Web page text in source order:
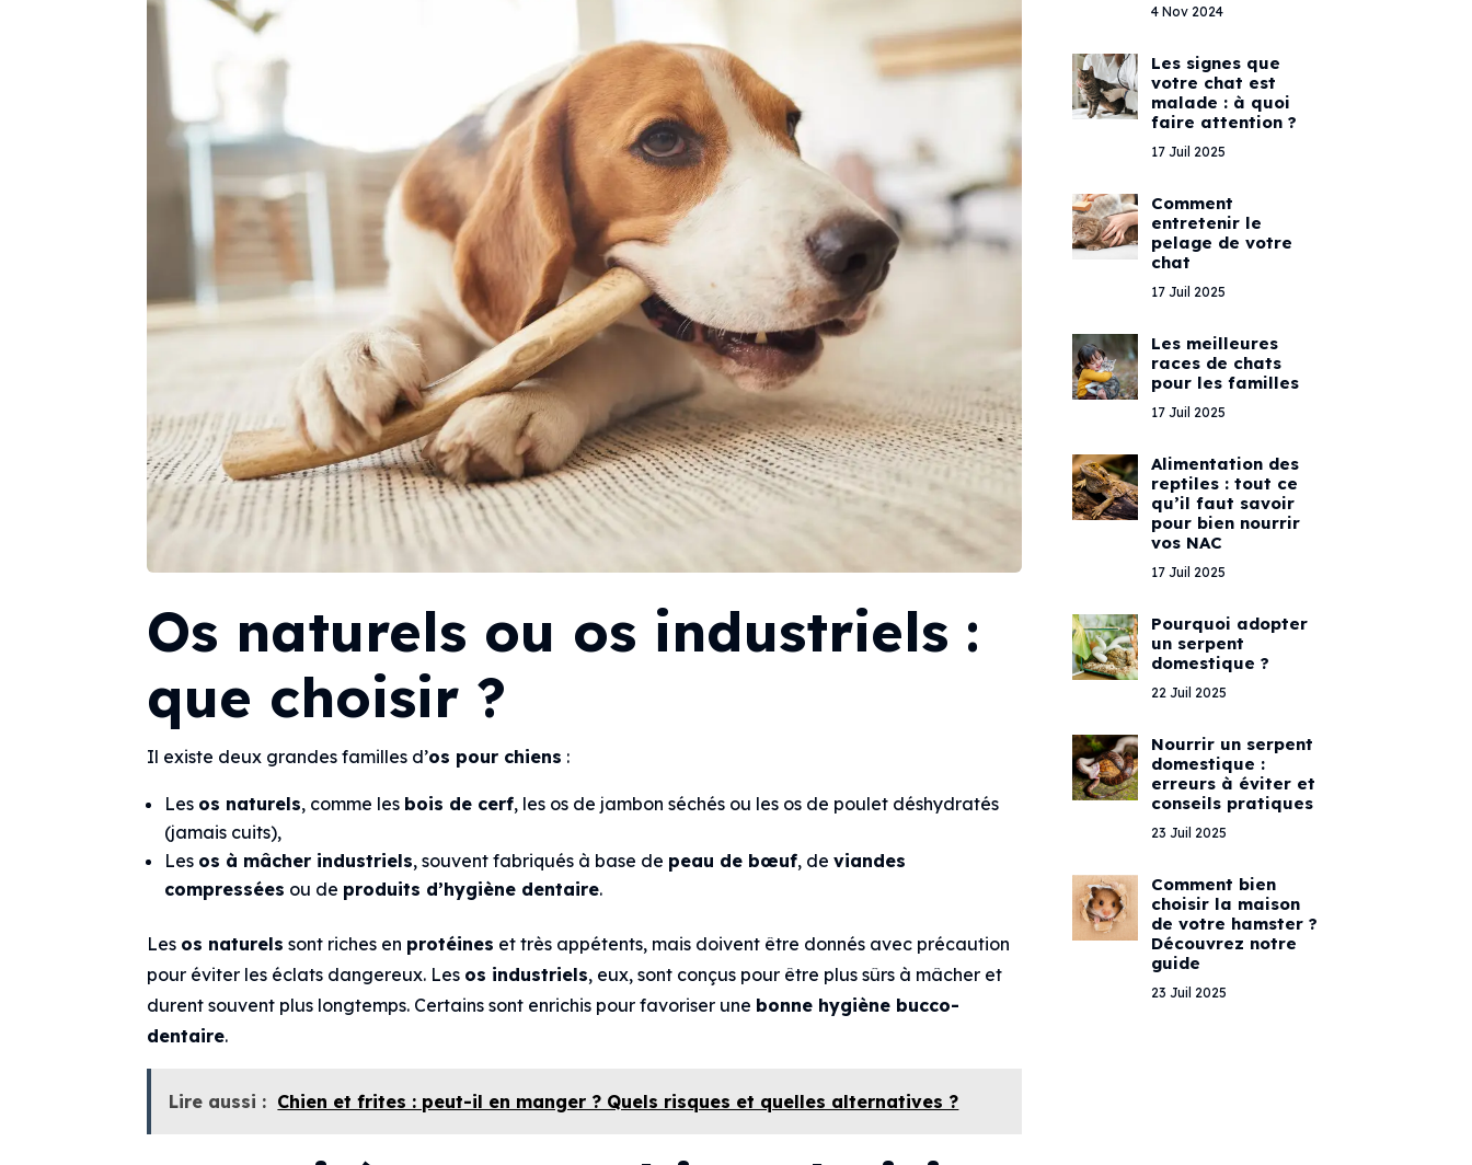
Os naturels ou os industriels :
que choisir ?
Il existe deux grandes familles d’os pour chiens :
Les os naturels, comme les bois de cerf, les os de jambon séchés ou les os de poulet déshydratés
(jamais cuits),
Les os à mâcher industriels, souvent fabriqués à base de peau de bœuf, deviandes
compressées ou de produits d’hygiène dentaire.
Les os naturels sont riches en protéines et très appétents, mais doivent être donnés avec précaution
pour éviter les éclats dangereux. Les os industriels, eux, sont conçus pour être plus sûrs à mâcher et
durent souvent plus longtemps. Certains sont enrichis pour favoriser une bonne hygiène bucco-
dentaire.
Lire aussi : Chien et frites : peut-il en manger ? Quels risques et quelles alternatives ?
4 Nov 2024
Les signes que
votre chat est
malade : à quoi
faire attention ?
17 Juil 2025
Comment
entretenir le
pelage de votre
chat
17 Juil 2025
Les meilleures
races de chats
pour les familles
17 Juil 2025
Alimentation des
reptiles : tout ce
qu’il faut savoir
pour bien nourrir
vos NAC
17 Juil 2025
Pourquoi adopter
un serpent
domestique ?
22 Juil 2025
Nourrir un serpent
domestique :
erreurs à éviter et
conseils pratiques
23 Juil 2025
Comment bien
choisir la maison
de votre hamster ?
Découvrez notre
guide
23 Juil 2025